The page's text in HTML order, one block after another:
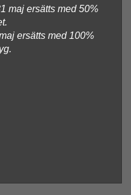
maj ersätts med 50%
ersätts med 100%